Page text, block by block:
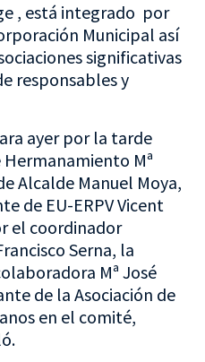
, está integrado por
Municipal así
significativas
responsables y
ayer por la tarde
Mª
Alcalde Manuel Moya,
de EU-ERPV Vicent
el coordinador
Serna, la
Mª José
de la Asociación de
en el comité,